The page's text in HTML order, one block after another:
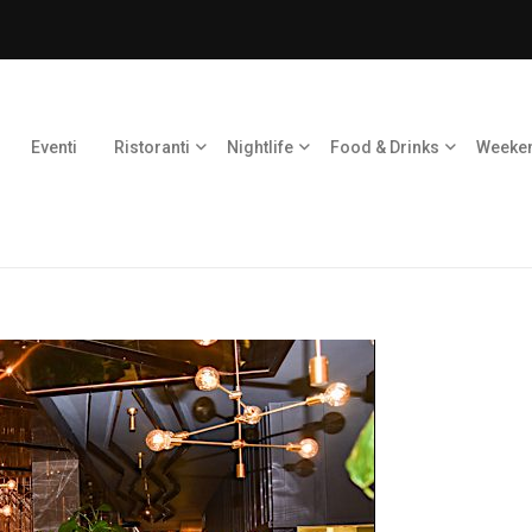
Eventi Ristoranti Nightlife Food & Drinks